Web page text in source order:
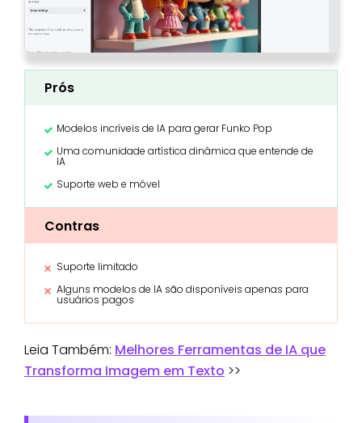
Prós
Modelos incríveis de IA para gerar Funko Pop
Uma comunidade artística dinâmica que entende de
IA
Suporte web e móvel
Contras
Suporte limitado
Alguns modelos de IA são disponíveis apenas para
usuários pagos
Leia Também: Melhores Ferramentas de IA que
Transforma Imagem em Texto >>